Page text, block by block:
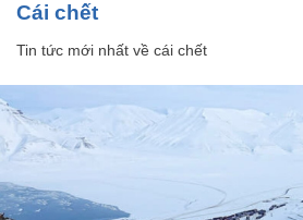
cái chết
Tin tức mới nhất về cái chết